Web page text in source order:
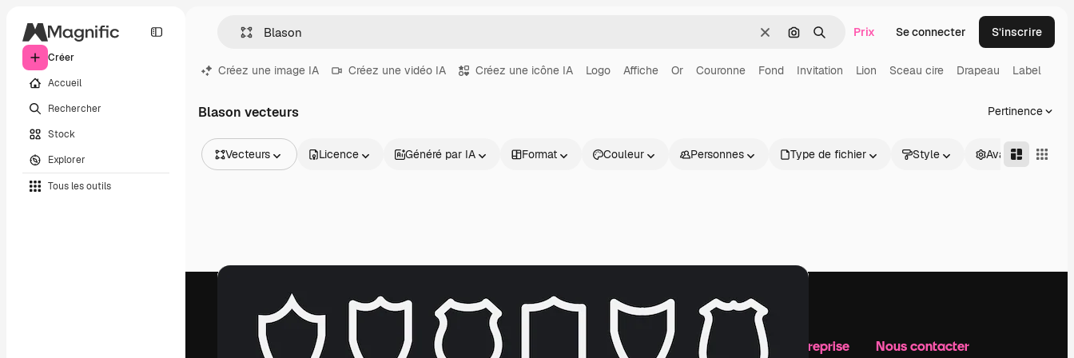
Créer
Accueil
Rechercher
Stock
Explorer
Tous les outils
EffacerRechercher par image
Rechercher
Prix Se connecter S’inscrire
Créez une image IA Créez une vidéo IA Créez une icône IA Logo Affiche Or Couronne Fond Invitation Lion Sceau cire Drapeau Label
Blason vecteurs Pertinence
Vecteurs
Vidéos
Graphiques animés
Templates vidéos
Modèles 3D
Licence Généré par IA Format Couleur Personnes Type de fichier Style Avancé
Produits Commencer Notre entreprise Nous contacter